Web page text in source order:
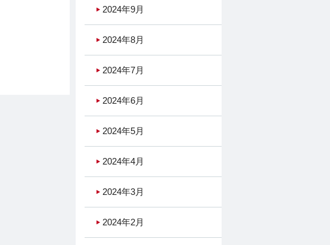
2024年9月
2024年8月
2024年7月
2024年6月
2024年5月
2024年4月
2024年3月
2024年2月